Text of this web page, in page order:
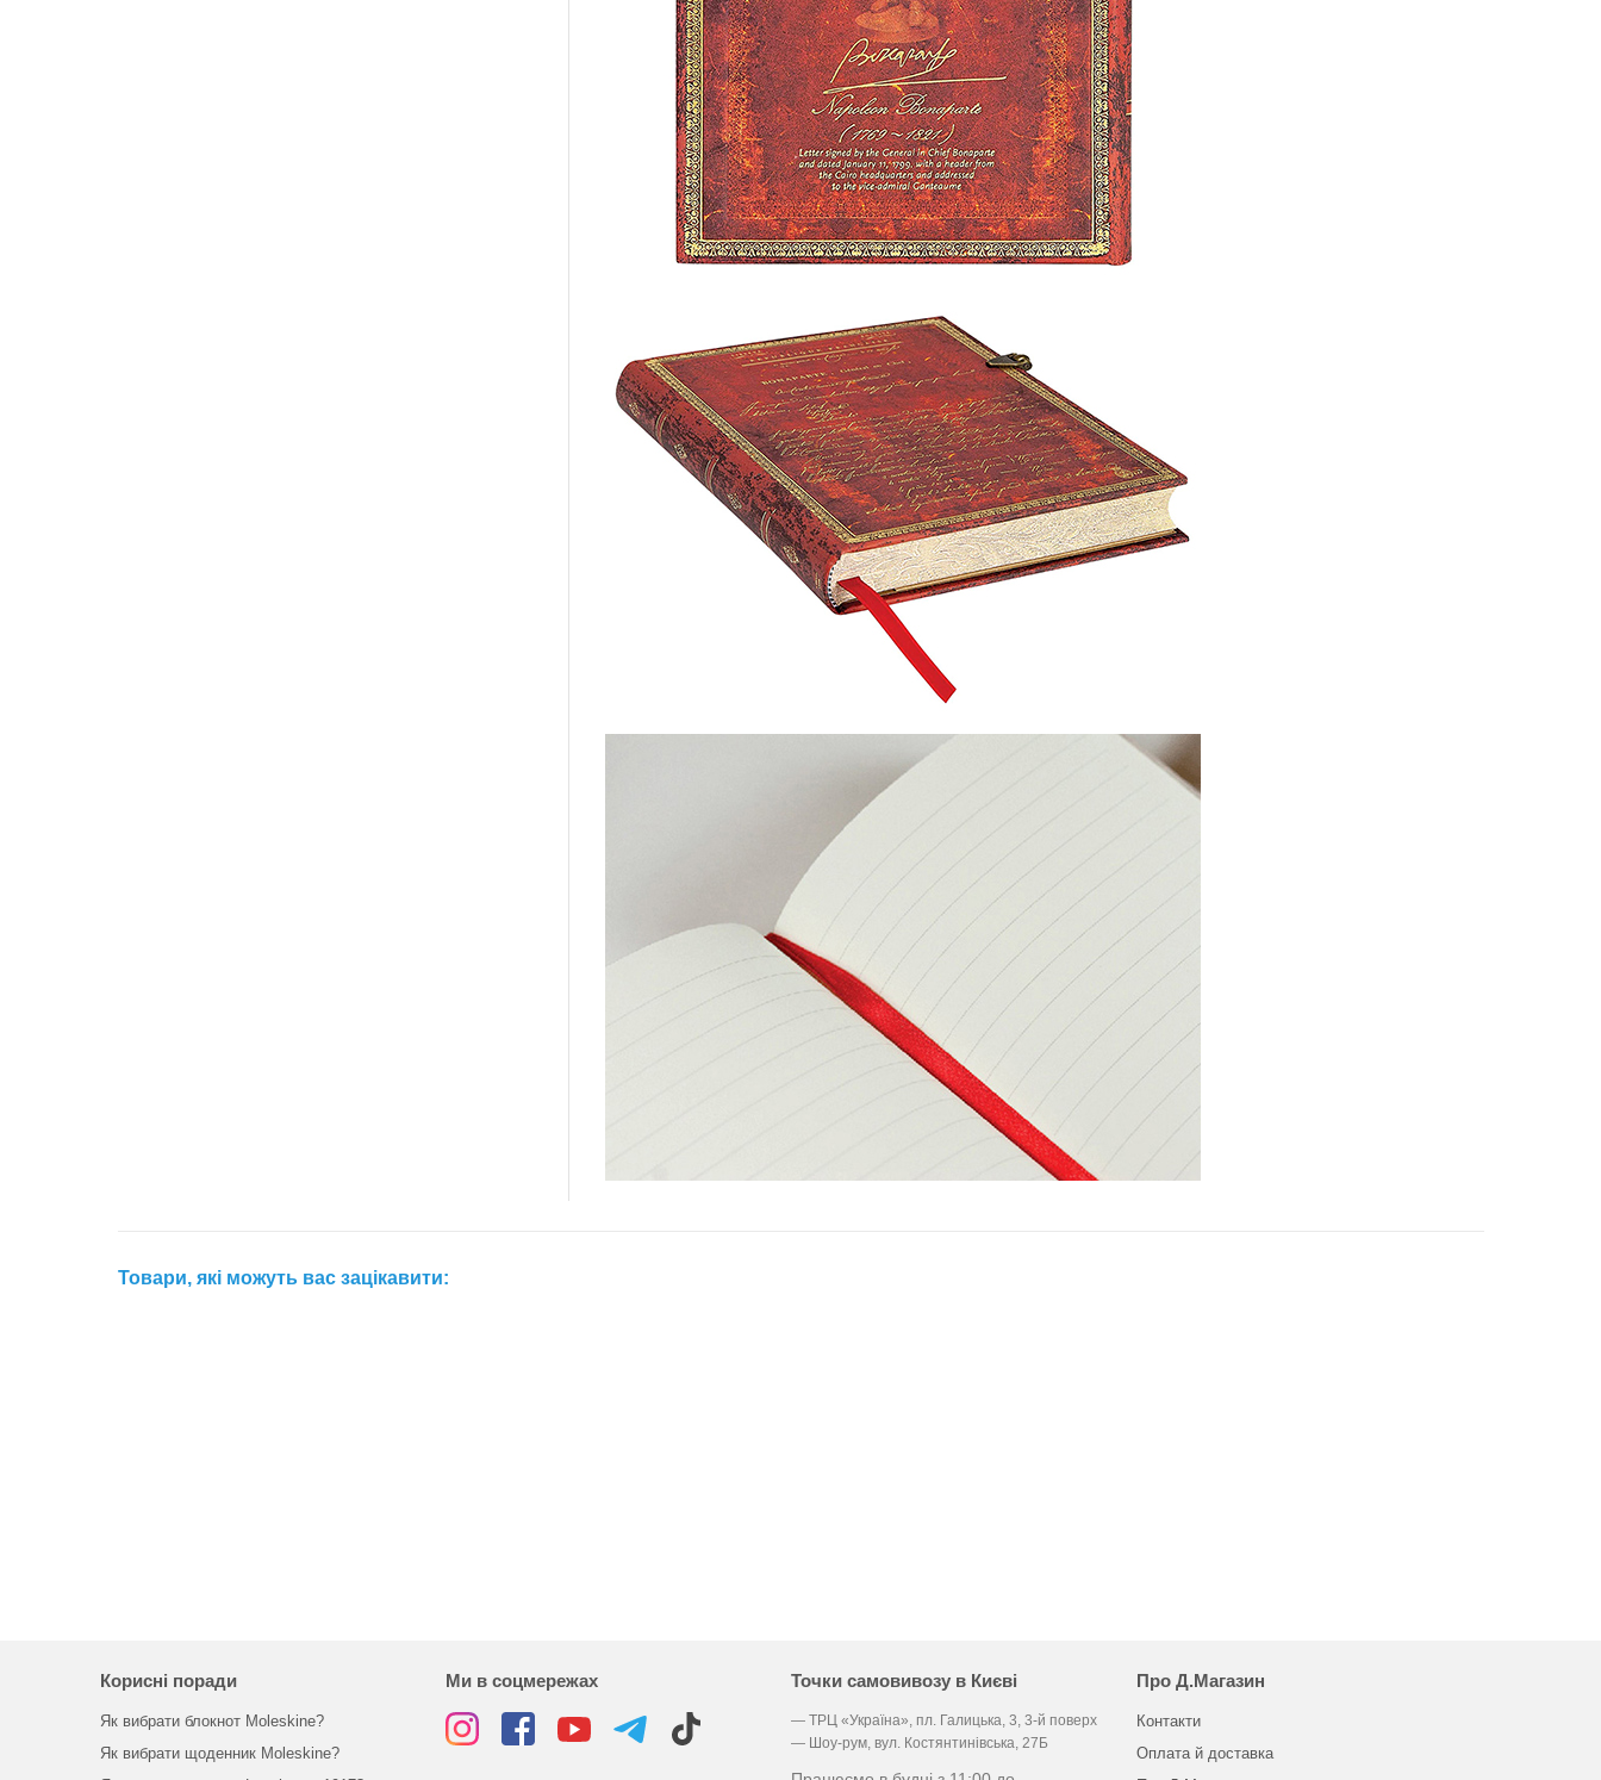
Товари, які можуть вас зацікавити:
Корисні поради
Як вибрати блокнот Moleskine?
Як вибрати щоденник Moleskine?
Ми в соцмережах Точки самовивозу в Києві
— ТРЦ «Україна», пл. Галицька, 3, 3-й поверх
— Шоу-рум, вул. Костянтинівська, 27Б
Про Д.Магазин
Контакти
Оплата й доставка